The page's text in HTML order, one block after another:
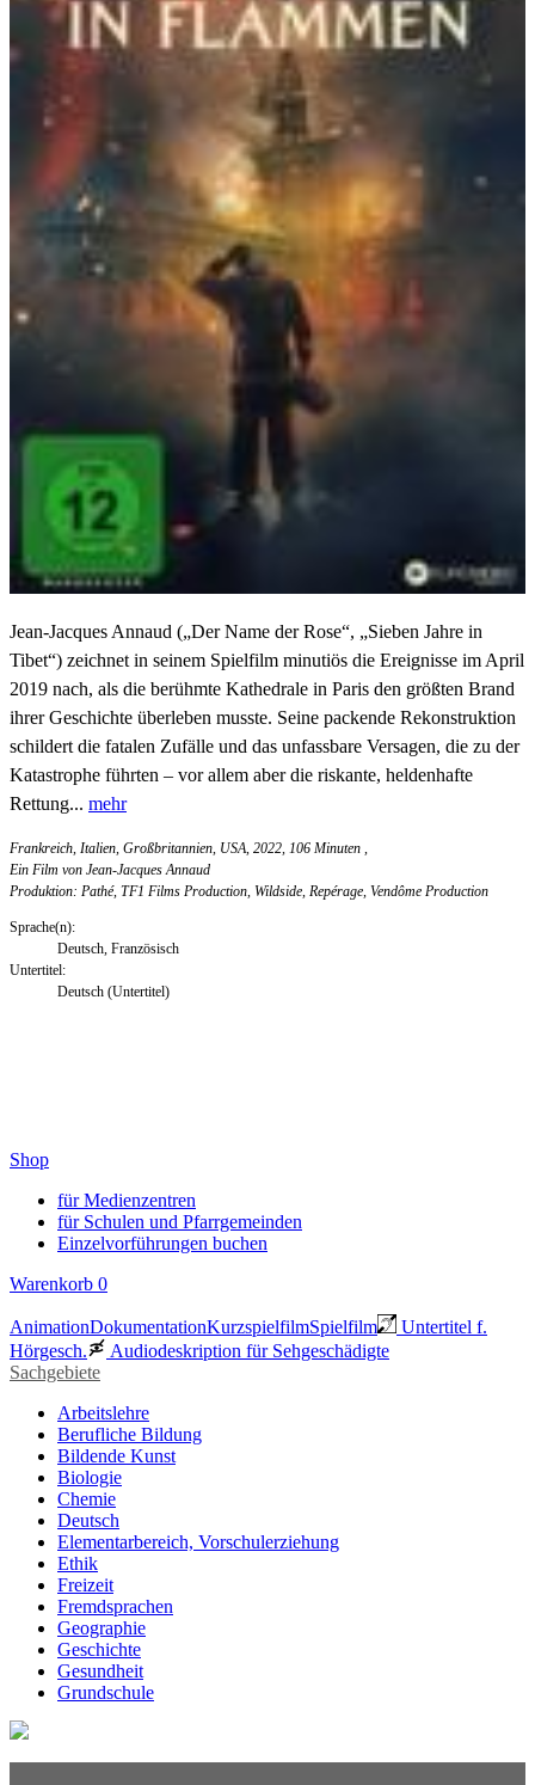
Jean-Jacques Annaud („Der Name der Rose“, „Sieben Jahre in
Tibet“) zeichnet in seinem Spielfilm minutiös die Ereignisse im April
2019 nach, als die berühmte Kathedrale in Paris den größten Brand
ihrer Geschichte überleben musste. Seine packende Rekonstruktion
schildert die fatalen Zufälle und das unfassbare Versagen, die zu der
Katastrophe führten – vor allem aber die riskante, heldenhafte
Rettung... mehr
Frankreich, Italien, Großbritannien, USA, 2022, 106 Minuten ,
Ein Film von Jean-Jacques Annaud
Produktion: Pathé, TF1 Films Production, Wildside, Repérage, Vendôme Production
Sprache(n):
Deutsch, Französisch
Untertitel:
Deutsch (Untertitel)
Shop
für Medienzentren
für Schulen und Pfarrgemeinden
Einzelvorführungen buchen
Warenkorb 0
AnimationDokumentationKurzspielfilmSpielfilm
Untertitel f.
Hörgesch.
Audiodeskription für Sehgeschädigte
Sachgebiete
Arbeitslehre
Berufliche Bildung
Bildende Kunst
Biologie
Chemie
Deutsch
Elementarbereich, Vorschulerziehung
Ethik
Freizeit
Fremdsprachen
Geographie
Geschichte
Gesundheit
Grundschule